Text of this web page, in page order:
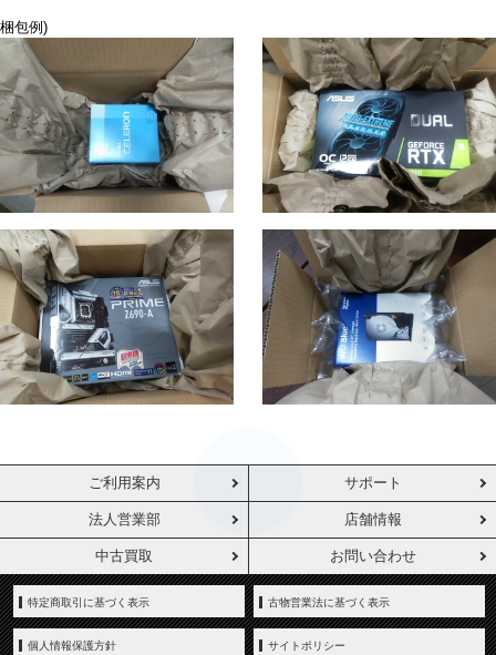
梱包例)
ご利用案内 サポート
法人営業部 店舗情報
中古買取 お問い合わせ
特定商取引に基づく表示 古物営業法に基づく表示
個人情報保護方針 サイトポリシー